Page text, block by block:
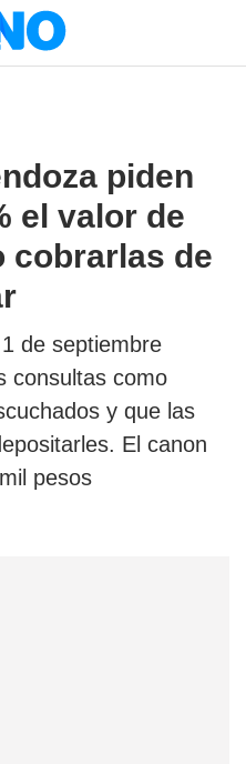
piden
el valor de
cobrarlas de
de septiembre
consultas como
y que las
El canon
pesos